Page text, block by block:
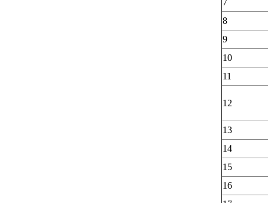
7
8
9
10
11
12
13
14
15
16